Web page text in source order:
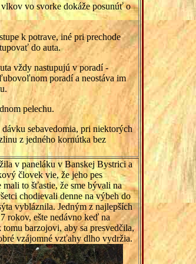
vo svorke dokáže posunúť o
k potrave, iné pri prechode
do auta.
vždy nastupujú v poradí -
poradí a neostáva im
pelechu.
sebavedomia, pri niektorých
z jedného kornútka bez
v paneláku v Banskej Bystrici a
človek vie, že jeho pes
to šťastie, že sme bývali na
chodievali denne na výbeh do
vybláznila. Jedným z najlepších
rokov, ešte nedávno keď na
barzojovi, aby sa presvedčila,
vzájomné vzťahy dlho vydržia.